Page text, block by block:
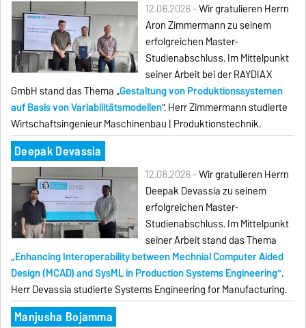
12.06.2026 -Wir gratulieren Herrn
Aron Zimmermann zu seinem
erfolgreichen Master-
Studienabschluss. Im Mittelpunkt
seiner Arbeit bei der RAYDIAX
GmbH stand das Thema „Gestaltung von Produktionssystemen
auf Basis von Variabilitätsmodellen". Herr Zimmermann studierte
Wirtschaftsingenieur Maschinenbau | Produktionstechnik.
Deepak Devassia
12.06.2026 -Wir gratulieren Herrn
Deepak Devassia zu seinem
erfolgreichen Master-
Studienabschluss. Im Mittelpunkt
seiner Arbeit stand das Thema
„Enhancing Interoperability between Mechnial Computer Aided
Design (MCAD) and SysML in Production Systems Engineering".
Herr Devassia studierte Systems Engineering for Manufacturing.
Manjusha Bojamma